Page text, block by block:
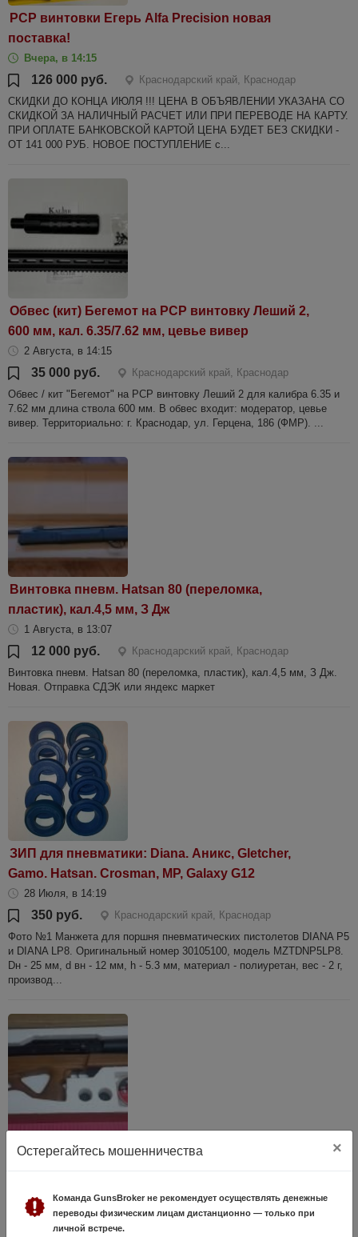
PCP винтовки Егерь Alfa Precision новая
поставка!
Вчера, в 14:15
126 000 руб.
Краснодарский край, Краснодар
СКИДКИ ДО КОНЦА ИЮЛЯ !!! ЦЕНА В ОБЪЯВЛЕНИИ УКАЗАНА СО
СКИДКОЙ ЗА НАЛИЧНЫЙ РАСЧЕТ ИЛИ ПРИ ПЕРЕВОДЕ НА КАРТУ.
ПРИ ОПЛАТЕ БАНКОВСКОЙ КАРТОЙ ЦЕНА БУДЕТ БЕЗ СКИДКИ -
ОТ 141 000 РУБ. НОВОЕ ПОСТУПЛЕНИЕ с...
Обвес (кит) Бегемот на РСР винтовку Леший 2,
600 мм, кал. 6.35/7.62 мм, цевье вивер
2 Августа, в 14:15
35 000 руб.
Краснодарский край, Краснодар
Обвес / кит "Бегемот" на РСР винтовку Леший 2 для калибра 6.35 и
7.62 мм длина ствола 600 мм. В обвес входит: модератор, цевье
вивер. Территориально: г. Краснодар, ул. Герцена, 186 (ФМР). ...
Винтовка пневм. Hatsan 80 (переломка,
пластик), кал.4,5 мм, З Дж
1 Августа, в 13:07
12 000 руб.
Краснодарский край, Краснодар
Винтовка пневм. Hatsan 80 (переломка, пластик), кал.4,5 мм, З Дж.
Новая. Отправка СДЭК или яндекс маркет
ЗИП для пневматики: Diana. Аникс, Gletcher,
Gamo. Hatsan. Crosman, МР, Galaxy G12
28 Июля, в 14:19
350 руб.
Краснодарский край, Краснодар
Фото №1 Манжета для поршня пневматических пистолетов DIANA P5
и DIANA LP8. Оригинальный номер 30105100, модель MZTDNP5LP8.
Dн - 25 мм, d вн - 12 мм, h - 5.3 мм, материал - полиуретан, вес - 2 г,
производ...
R5M кал 6.35 (стандарт )
Продам для коллекции !!!! Цена 150000р. Возможен обмен на новый
Леший 2 от представителя
Остерегайтесь мошенничества ×
Команда GunsBroker не рекомендует осуществлять денежные
переводы физическим лицам дистанционно — только при
личной встрече.